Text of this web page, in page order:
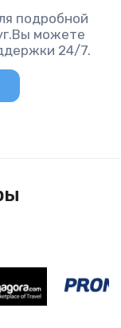
подробной
можете
24/7.